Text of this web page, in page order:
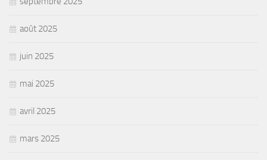
août 2025
juin 2025
mai 2025
avril 2025
mars 2025